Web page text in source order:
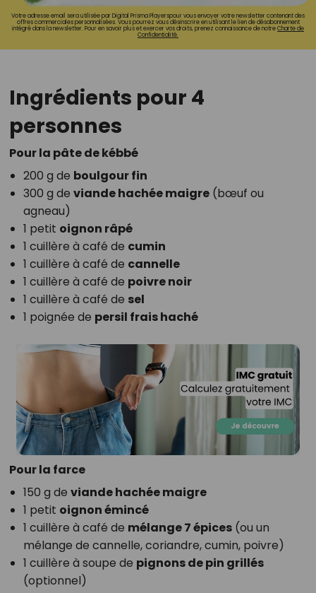
Votre adresse email sera utilisée par Digital Prisma Playerspour vous envoyer votre newsletter contenant des
offres commerciales personnalisées. Vous pourrez vous désinscrire en utilisant le lien de désabonnement
intégré dans la newsletter. Pour en savoir plus et exercer vos droits, prenez connaissance de notreCharte de
Confidentialité.
Ingrédients pour 4
personnes
Pour la pâte de kébbé
200 g de boulgour fin
300 g de viande hachée maigre(bœuf ou
agneau)
1 petit oignon râpé
1 cuillère à café de cumin
1 cuillère à café de cannelle
1 cuillère à café de poivre noir
1 cuillère à café de sel
1 poignée de persil frais haché
Pour la farce
150 g de viande hachée maigre
1 petit oignon émincé
1 cuillère à café de mélange 7 épices(ou un
mélange de cannelle, coriandre, cumin, poivre)
1 cuillère à soupe de pignons de pin grillés
(optionnel)